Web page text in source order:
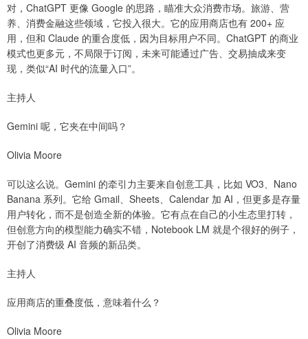
对，ChatGPT 更像 Google 的思路，瞄准大众消费市场。旅游、营
养、消费金融这些领域，它投入很大。它的应用商店也有 200+ 应
用，但和 Claude 的重合度低，因为目标用户不同。ChatGPT 的商业
模式也更多元，不局限于订阅，未来可能通过广告、交易抽成来变
现，类似“AI 时代的流量入口”。
主持人
Gemini 呢，它夹在中间吗？
Olivia Moore
可以这么说。Gemini 的牵引力主要来自创意工具，比如 VO3、Nano
Banana 系列。它给 Gmail、Sheets、Calendar 加 AI，但更多是存量
用户转化，而不是创造全新的体验。它有点在自己的小生态里打转，
但创意方向的模型能力确实不错，Notebook LM 就是个很好的例子，
开创了消费级 AI 音频的新品类。
主持人
应用商店的重叠度低，意味着什么？
Olivia Moore